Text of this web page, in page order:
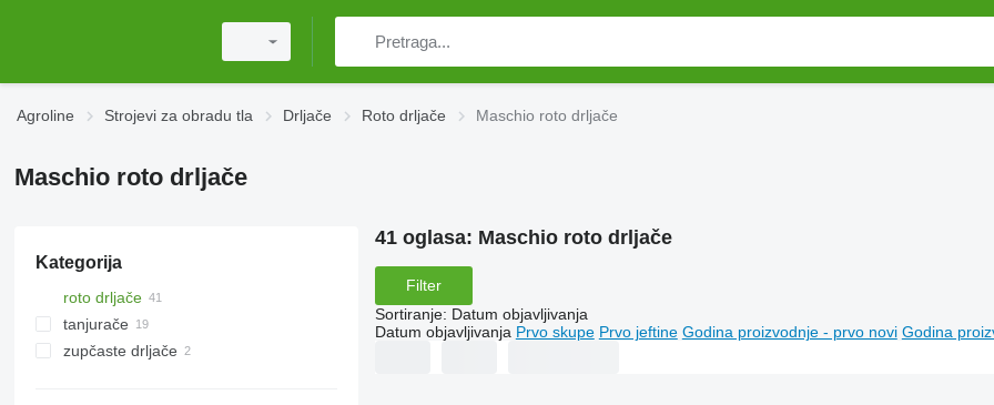
Agroline Strojevi za obradu tla Drljače Roto drljače Maschio roto drljače
Maschio roto drljače
Kategorija
roto drljače
tanjurače
zupčaste drljače
41 oglasa: Maschio roto drljače
Filter
Sortiranje: Datum objavljivanja
Datum objavljivanja Prvo skupe Prvo jeftine Godina proizvodnje - prvo novi Godina